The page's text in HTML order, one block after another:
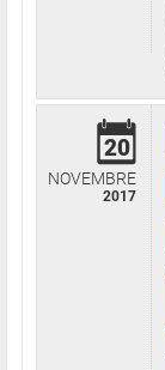
20
NOVEMBRE
2017